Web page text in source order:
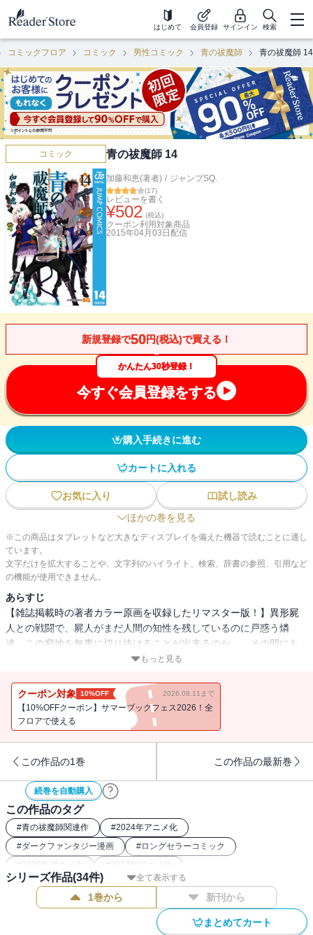
はじめて 会員登録 サインイン 検索
コミックフロア コミック 男性コミック 青の祓魔師 青の祓魔師 14
コミック 青の祓魔師 14
加藤和恵(著者) / ジャンプSQ.
(17)
レビューを書く
¥502 (税込)
クーポン利用対象商品
2015年04月03日 配信
新規登録で50円(税込)で買える！
かんたん30秒登録！
今すぐ会員登録をする
購入手続きに進む
カートに入れる
お気に入り
試し読み
ほかの巻を見る
※この商品はタブレットなど大きなディスプレイを備えた機器で読むことに適し
ています。
文字だけを拡大することや、文字列のハイライト、検索、辞書の参照、引用など
の機能が使用できません。
あらすじ
【雑誌掲載時の著者カラー原画を収録したリマスター版！】異形屍
人との戦闘で、屍人がまだ人間の知性を残しているのに戸惑う燐
達。この窮地を無事に切り抜けることが出来るのか…。その間にも
出雲への九尾の移植施術が刻一刻と迫っていた！ 出雲編クライマ
もっと見る
クーポン対象 10%OFF 2026.08.11まで
【10%OFFクーポン】サマーブックフェス2026！全
フロアで使える
この作品の1巻 この作品の最新巻
続巻を自動購入
この作品のタグ
#青の祓魔師関連作 #2024年アニメ化
#ダークファンタジー漫画 #ロングセラーコミック
#2025年アニメ化 #2017年アニメ化
全て表示する
シリーズ作品(34件)
1巻から 新刊から
まとめてカート